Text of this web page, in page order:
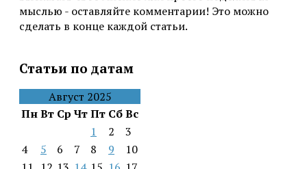
мыслью - оставляйте комментарии! Это можно
сделать в конце каждой статьи.
Статьи по датам
Август 2025
ПнВт Ср ЧтПт СбВс
1
2
3
4
5 6 7 8 9
10